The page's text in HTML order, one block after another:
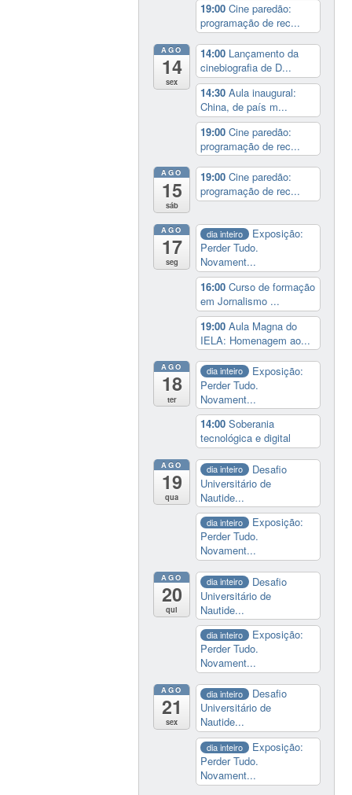
19:00Cine paredão:
programação de rec...
AGO
14
sex
14:00 Lançamento da
cinebiografia de D...
14:30Aula inaugural:
China, de país m...
19:00Cine paredão:
programação de rec...
AGO
15
sáb
19:00Cine paredão:
programação de rec...
AGO
17
seg
dia inteiro
Exposição:
Perder Tudo.
Novament...
16:00Curso de formação
em Jornalismo ...
19:00Aula Magna do
IELA: Homenagem ao...
AGO
18
ter
dia inteiro
Exposição:
Perder Tudo.
Novament...
14:00Soberania
tecnológica e digital
AGO
19
qua
dia inteiro
Desafio
Universitário de
Nautide...
dia inteiro
Exposição:
Perder Tudo.
Novament...
AGO
20
qui
dia inteiro
Desafio
Universitário de
Nautide...
dia inteiro
Exposição:
Perder Tudo.
Novament...
AGO
21
sex
dia inteiro
Desafio
Universitário de
Nautide...
dia inteiro
Exposição:
Perder Tudo.
Novament...